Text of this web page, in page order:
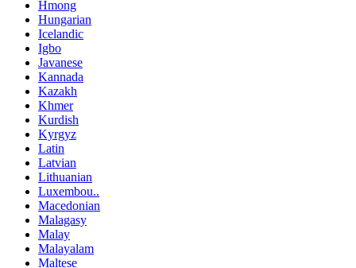
Hmong
Hungarian
Icelandic
Igbo
Javanese
Kannada
Kazakh
Khmer
Kurdish
Kyrgyz
Latin
Latvian
Lithuanian
Luxembou..
Macedonian
Malagasy
Malay
Malayalam
Maltese